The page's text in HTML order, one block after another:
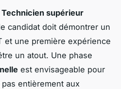
Technicien supérieur
candidat doit démontrer un
et une première expérience
un atout. Une phase
est envisageable pour
entièrement aux